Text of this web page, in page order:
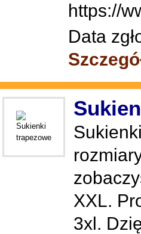
https://
Data
XXL.
3xl.